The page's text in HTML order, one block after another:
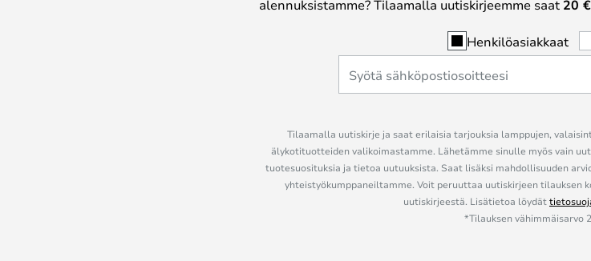
alennuksistamme? Tilaamalla uutiskirjeemme saat 20
Henkilöasiakkaat
Tilaamalla uutiskirje ja saat erilaisia tarjouksia lamppujen,
älykotituotteiden valikoimastamme. Lähetämme sinulle myös vain
tuotesuosituksia ja tietoa uutuuksista. Saat lisäksi mahdollisuuden
yhteistyökumppaneiltamme. Voit peruuttaa uutiskirjeen tilauksen
uutiskirjeestä. Lisätietoa löydät
*Tilauksen vähimmäisarvo